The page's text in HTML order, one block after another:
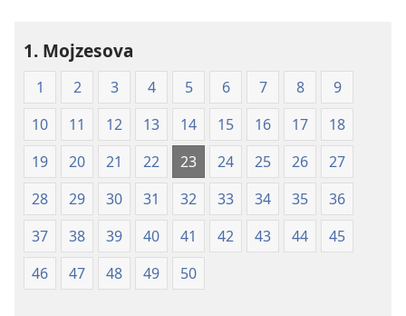
(izdano 2009)
1. Mojzesova
1 2 3 4 5 6 7 8
9
10
11 12 13 14 15 16 17
18
19
20 21 22 23 24 25 26
27
28
29 30 31 32 33 34 35
36
37
38 39 40 41 42 43 44
45
46
47 48 49 50